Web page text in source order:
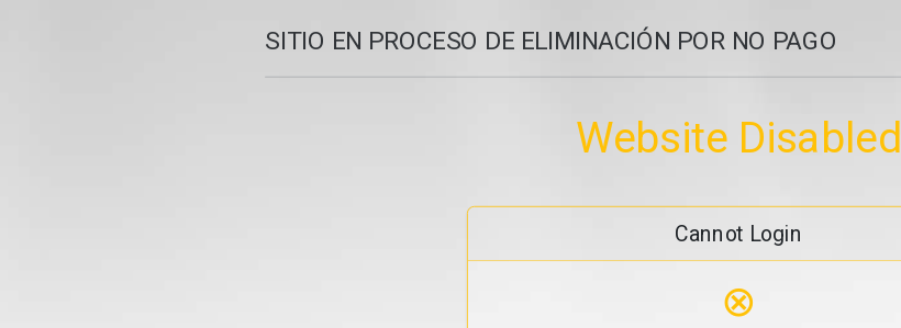
SITIO EN PROCESO DE ELIMINACIÓN POR NO PAGO
Website Disabled
Cannot Login
⊗